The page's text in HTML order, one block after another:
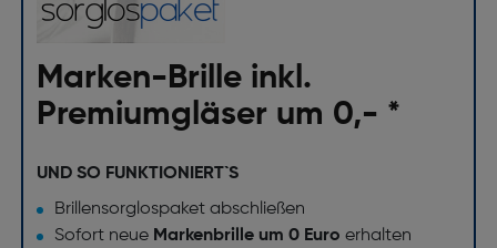
Marken-Brille inkl.
Premiumgläser um 0,- *
UND SO FUNKTIONIERT`S
Brillensorglospaket abschließen
Sofort neue Markenbrille um 0 Euro erhalten